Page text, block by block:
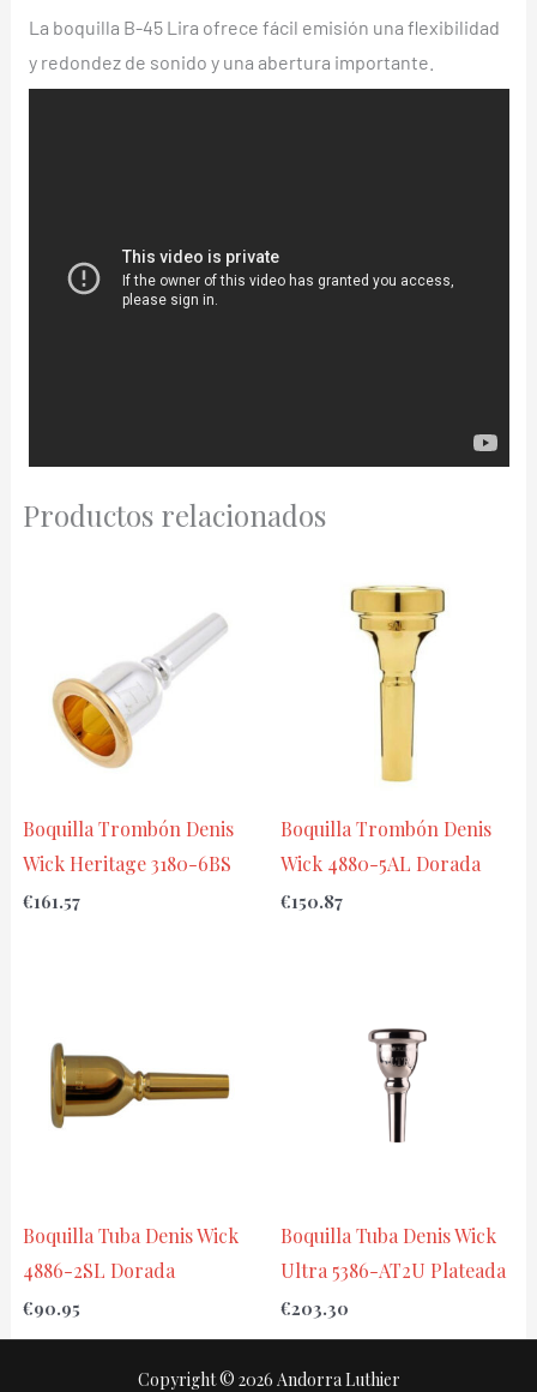
La boquilla B-45 Lira ofrece fácil emisión una flexibilidad
y redondez de sonido y una abertura importante.
Productos relacionados
Boquilla Trombón Denis
Wick Heritage 3180-6BS
€161.57
Boquilla Trombón Denis
Wick 4880-5AL Dorada
€150.87
Boquilla Tuba Denis Wick
4886-2SL Dorada
€90.95
Boquilla Tuba Denis Wick
Ultra 5386-AT2U Plateada
€203.30
Copyright © 2026 Andorra Luthier